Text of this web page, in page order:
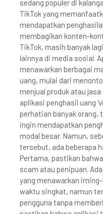
sedang populer di
TikTok yang
mendapatkan
membagikan konten-
TikTok, masih banyak
lainnya di media sosial.
menawarkan berbagai
uang, mulai dari
menjual produk atau
aplikasi penghasil uang
perhatian banyak orang,
ingin mendapatkan
modal besar. Namun,
tersebut, ada beberapa
Pertama, pastikan
scam atau penipuan.
yang menawarkan
waktu singkat, namun
pengguna tanpa